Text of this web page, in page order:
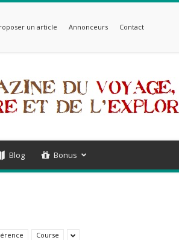
un article Annonceurs Contact
Blog Bonus
Course